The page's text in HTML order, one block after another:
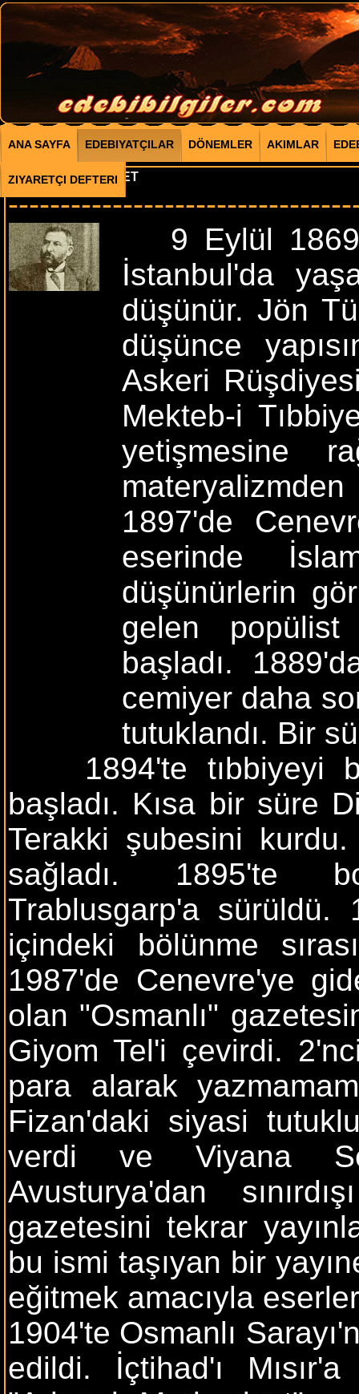
ANA SAYFA EDEBIYATÇILAR DÖNEMLER AKIMLAR
ZIYARETÇI DEFTERI
ABDULLAH CEVDET
9 Eylül
İstanbul'da
düşünür. Jön
düşünce
Askeri
Mekteb-i
yetişmesine
1897'de
eserinde
düşünürlerin
gelen popülist
başladı.
cemiyer daha
tutuklandı. Bir
1894'te tıbbiyeyi
başladı. Kısa bir süre
Terakki şubesini
sağladı. 1895'te
Trablusgarp'a sürüldü.
içindeki bölünme
1987'de Cenevre'ye
olan "Osmanlı"
Giyom Tel'i çevirdi.
para alarak
Fizan'daki siyasi
verdi ve Viyana
Avusturya'dan
gazetesini tekrar
bu ismi taşıyan bir
eğitmek amacıyla
1904'te Osmanlı
edildi. İçtihad'ı